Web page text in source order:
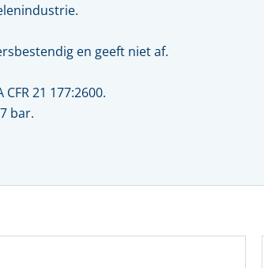
veiligheid & milieu
SERVICE-
en geeft niet af.
21 177:2600.
bar.